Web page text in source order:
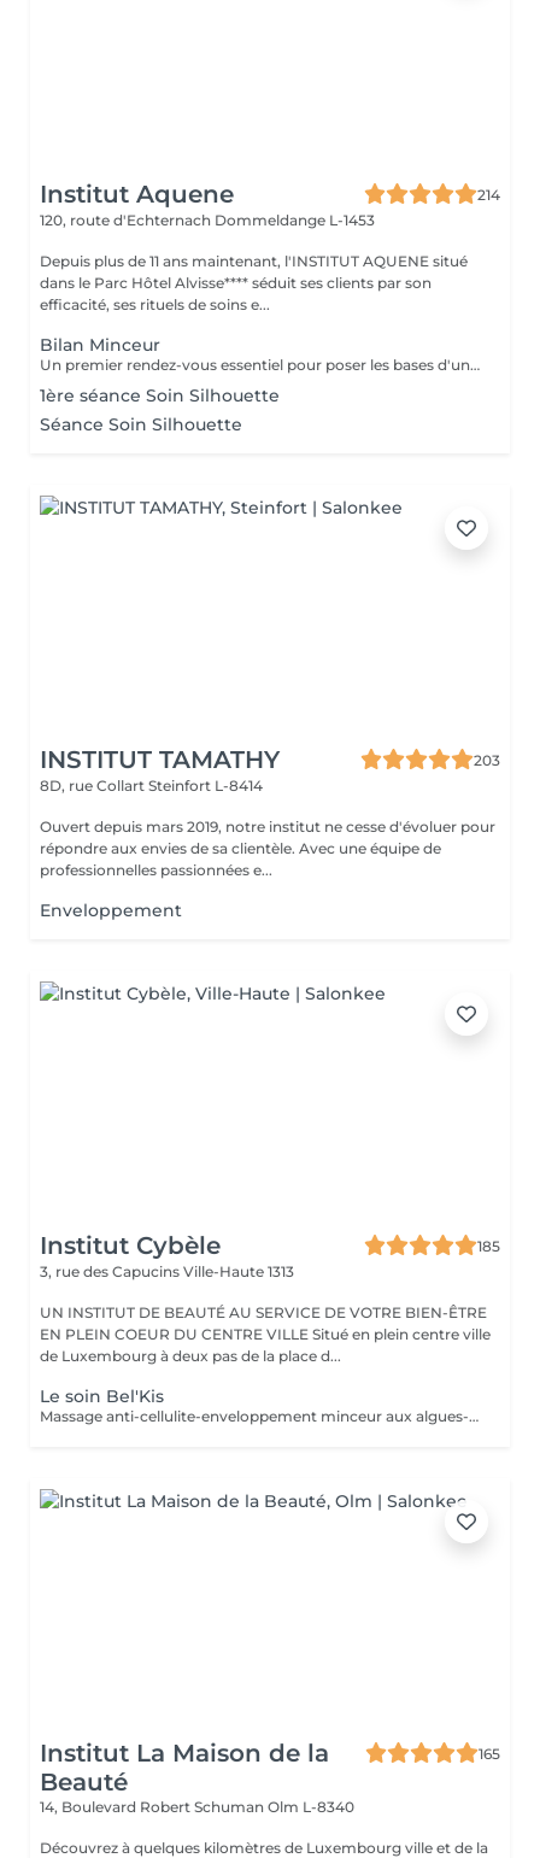
Institut Aquene
214
120, route d'Echternach Dommeldange L-1453
Depuis plus de 11 ans maintenant, l'INSTITUT AQUENE situé
dans le Parc Hôtel Alvisse**** séduit ses clients par son
efficacité, ses rituels de soins e...
Bilan Minceur
Un premier rendez-vous essentiel pour poser les bases d'un accompagnement efficace et personnalisé. Lors de ce bilan, nous analysons votre morphologie, vos habitudes, votre hygiène de vie et vos objectifs. Cela nous permet de comprendre les causes profondes de vos difficultés et de définir ensemble un programme adapté : soins, fréquence, conseils, cosmétique, hygiène de vie. Objectif : construire un plan minceur global, réaliste et efficace, en lien avec votre corps et vos besoins.
1ère séance Soin Silhouette
Séance Soin Silhouette
INSTITUT TAMATHY
203
8D, rue Collart Steinfort L-8414
Ouvert depuis mars 2019, notre institut ne cesse d'évoluer pour
répondre aux envies de sa clientèle. Avec une équipe de
professionnelles passionnées e...
Enveloppement
Institut Cybèle
185
3, rue des Capucins Ville-Haute 1313
UN INSTITUT DE BEAUTÉ AU SERVICE DE VOTRE BIEN-ÊTRE
EN PLEIN COEUR DU CENTRE VILLE Situé en plein centre ville
de Luxembourg à deux pas de la place d...
Le soin Bel'Kis
Massage anti-cellulite-enveloppement minceur aux algues-application de gel cryogène. La légende désigne Belkis (la reine de Saba) d'allure souple et élégante, comme l'un des symboles de la beauté. Le soin Belkis est un soin spécifique minceur complet : amincissant-raffermissant-drainant, à base d'huiles essentielles de citron et cyprès, caféine et algues laminaires. Soin très puissant car au maximum de concentration des huiles essentielles autorisés.
Institut La Maison de la
Beauté
165
14, Boulevard Robert Schuman Olm L-8340
Découvrez à quelques kilomètres de Luxembourg ville et de la